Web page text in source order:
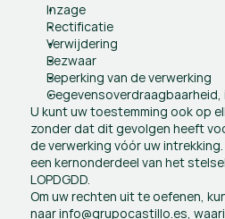
Inzage
Rectificatie
Verwijdering
Bezwaar
Beperking van de verwerking
U kunt uw toestemming ook op
zonder dat dit gevolgen heeft
de verwerking vóór uw
een kernonderdeel van het
LOPDGDD.
Om uw rechten uit te oefenen,
naar info@grupocastillo.es,